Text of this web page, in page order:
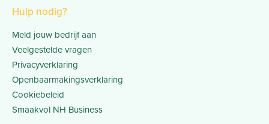
Hulp nodig?
Meld jouw bedrijf aan
Veelgestelde vragen
Privacyverklaring
Openbaarmakingsverklaring
Cookiebeleid
Smaakvol NH Business